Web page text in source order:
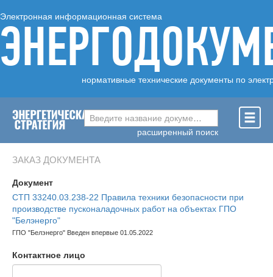
Электронная информационная система
нормативные технические документы по
Введите название документа ...
расширенный поиск
ЗАКАЗ ДОКУМЕНТА
Документ
СТП 33240.03.238-22 Правила техники безопасности при
производстве пусконаладочных работ на объектах ГПО
"Белэнерго"
ГПО "Белэнерго" Введен впервые 01.05.2022
Контактное лицо